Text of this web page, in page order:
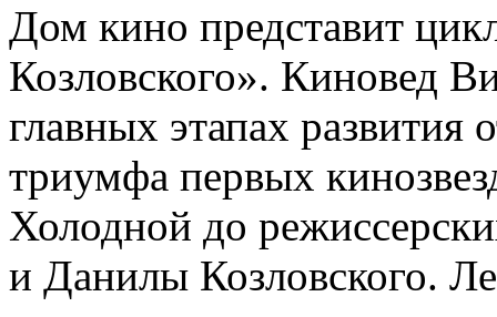
Дом кино представит
Козловского». Киновед
главных этапах развития
триумфа первых
Холодной до
и Данилы Козловского.